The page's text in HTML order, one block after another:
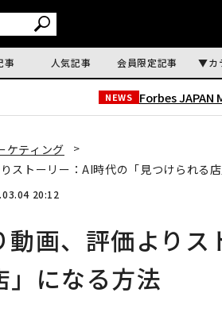
事 人気記事 会員限定記事 カ
NEWS Forbes JAPAN
ケティング
ストーリー：AI時代の「見つけられる
20:12
動画、評価より
」になる方法